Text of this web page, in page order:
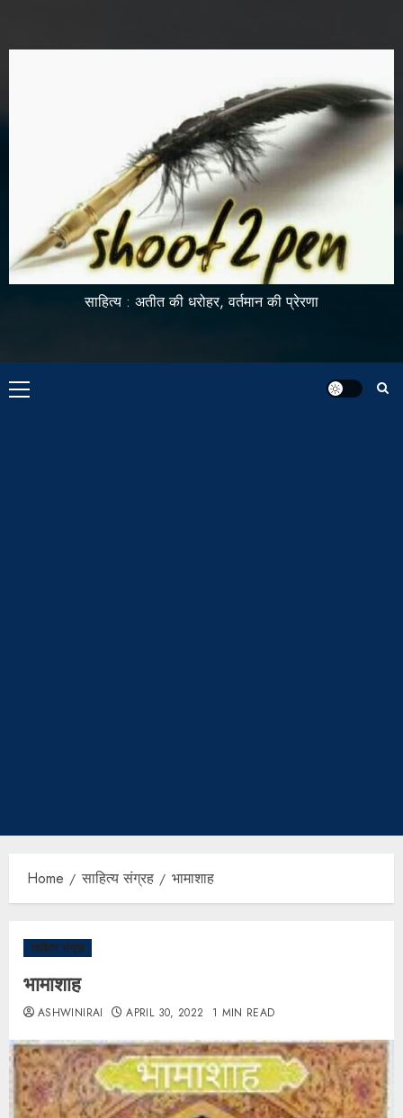
साहित्य : अतीत की धरोहर, वर्तमान की प्रेरणा
Home साहित्य संग्रह भामाशाह
साहित्य संग्रह
भामाशाह
ASHWINIRAI APRIL 30, 2022 1 MIN READ